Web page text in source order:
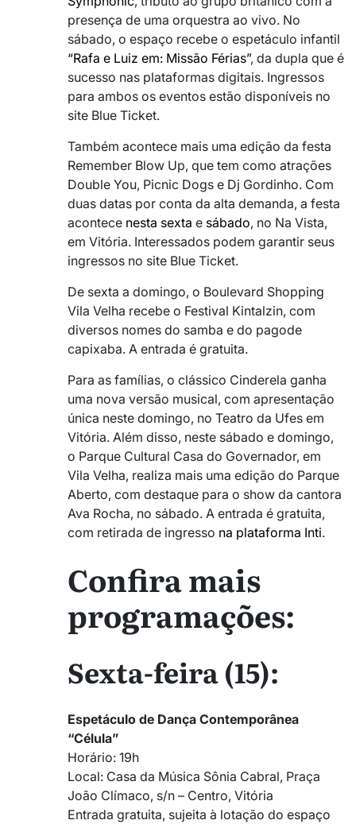
presença de uma orquestra ao vivo. No
sábado, o espaço recebe o espetáculo infantil
“Rafa e Luiz em: Missão Férias”, da dupla que é
sucesso nas plataformas digitais. Ingressos
para ambos os eventos estão disponíveis no
site Blue Ticket.
Também acontece mais uma edição da festa
Remember Blow Up, que tem como atrações
Double You, Picnic Dogs e Dj Gordinho. Com
duas datas por conta da alta demanda, a festa
acontece nesta sexta e sábado, no Na Vista,
em Vitória. Interessados podem garantir seus
ingressos no site Blue Ticket.
De sexta a domingo, o Boulevard Shopping
Vila Velha recebe o Festival Kintalzin, com
diversos nomes do samba e do pagode
capixaba. A entrada é gratuita.
Para as famílias, o clássico Cinderela ganha
uma nova versão musical, com apresentação
única neste domingo, no Teatro da Ufes em
Vitória. Além disso, neste sábado e domingo,
o Parque Cultural Casa do Governador, em
Vila Velha, realiza mais uma edição do Parque
Aberto, com destaque para o show da cantora
Ava Rocha, no sábado. A entrada é gratuita,
com retirada de ingresso na plataforma Inti.
Confira mais
programações:
Sexta-feira (15):
Espetáculo de Dança Contemporânea
“Célula”
Horário: 19h
Local: Casa da Música Sônia Cabral, Praça
João Clímaco, s/n – Centro, Vitória
Entrada gratuita, sujeita à lotação do espaço